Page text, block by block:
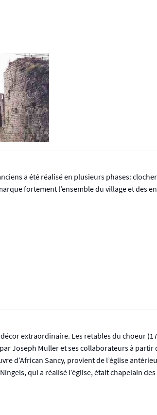
a été réalisé en plusieurs phases:
fortement l’ensemble du village et des
extraordinaire. Les retables du choeur
Joseph Muller et ses collaborateurs à
d’African Sancy, provient de l’église
qui a réalisé l’église, était chapelain